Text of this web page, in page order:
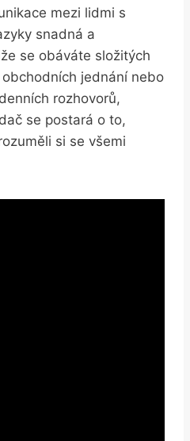
mezi lidmi s
snadná a
se obáváte složitých
jednání nebo
rozhovorů,
se postará o to,
si se všemi